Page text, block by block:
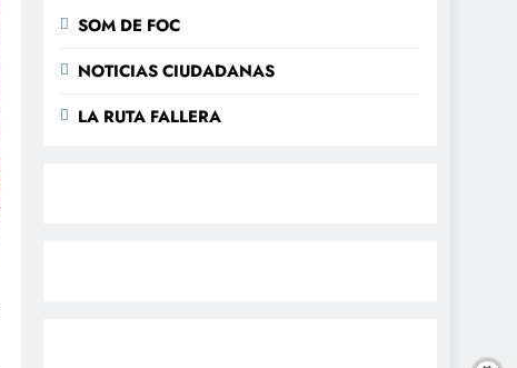
SOM DE FOC
NOTICIAS CIUDADANAS
LA RUTA FALLERA